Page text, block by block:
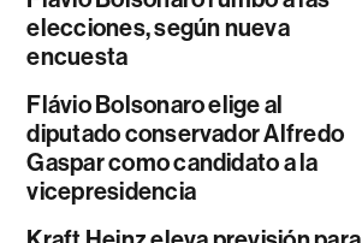
elecciones, según nueva
encuesta
Flávio Bolsonaro elige al
diputado conservador Alfredo
Gaspar como candidato a la
vicepresidencia